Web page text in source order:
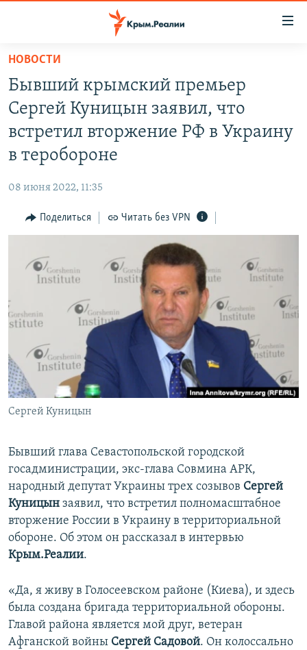
Вернуться
основному
содержанию
Вернутся
главной
Вернутся
поиску
КАРТА ВОЕННЫХ ОБЪЕКТОВ КРЫМА
ВОДА
ИСТОРИЯ
ИНФОГРАФИКА
СОВЕТЫ ПРАВОЗАЩИТНИКОВ
ПОБЕДИТЕЛЕЙ НЕ СУДЯТ?
КРЫМ.НЕПОКОРЕННЫЙ
ELIFBE
УКРАИНСКАЯ ПРОБЛЕМА КРЫМА
РАДІО СВОБОДА
КАК ОБОЙТИ БЛОКИРОВКУ
Українською
Qırımtatar
ПРИСОЕДИНЯЙТЕСЬ!
Все сайты RFE/RL
НОВОСТИ
Бывший крымский премьер
Сергей Куницын заявил, что
встретил вторжение РФ в Украину
в теробороне
08 июня 2022, 11:35
Поделиться Читать без VPN
Сергей Куницын
Бывший глава Севастопольской городской
госадминистрации, экс-глава Совмина АРК,
народный депутат Украины трех созывов Сергей
Куницын заявил, что встретил полномасштабное
вторжение России в Украину в территориальной
обороне. Об этом он рассказал в интервью
Крым.Реалии.
«Да, я живу в Голосеевском районе (Киева), и здесь
была создана бригада территориальной обороны.
Главой района является мой друг, ветеран
Афганской войны Сергей Садовой. Он колоссально